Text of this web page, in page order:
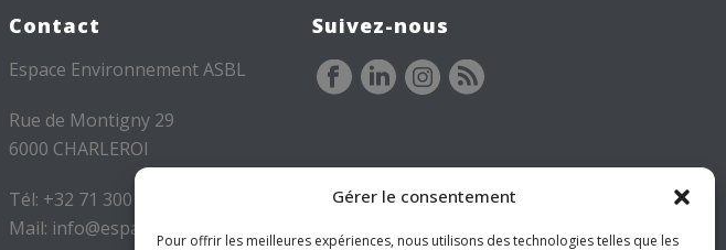
Gérer le consentement
Pour offrir les meilleures expériences, nous utilisons des technologies telles que les
Contact
Espace Environnement ASBL
Rue de Montigny 29
6000 CHARLEROI
Tél: +32 71 300 300
Mail: info@espace-
Suivez-nous